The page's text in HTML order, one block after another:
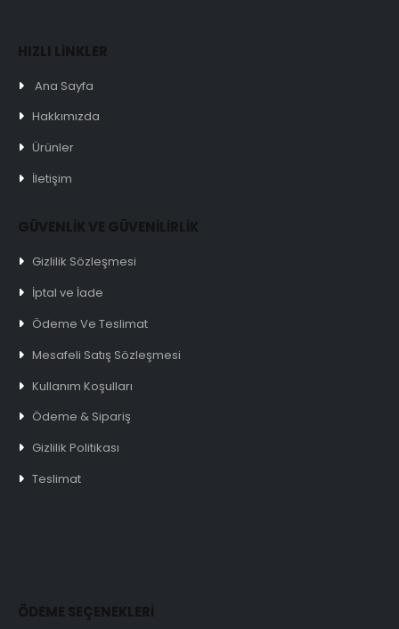
HIZLI LİNKLER
Ana Sayfa
Hakkımızda
Ürünler
İletişim
GÜVENLİK VE GÜVENİLİRLİK
Gizlilik Sözleşmesi
İptal ve İade
Ödeme Ve Teslimat
Mesafeli Satış Sözleşmesi
Kullanım Koşulları
Ödeme & Sipariş
Gizlilik Politikası
Teslimat
ÖDEME SEÇENEKLERİ